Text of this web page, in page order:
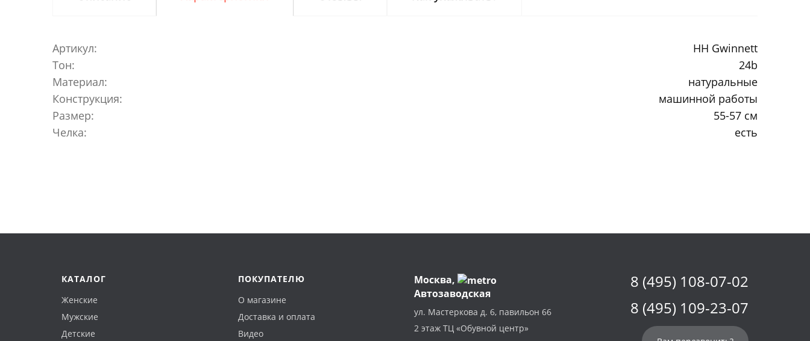
Артикул:
HH Gwinnett
Тон:
24b
Материал:
натуральные
Конструкция:
машинной работы
Размер:
55-57 см
Челка:
есть
КАТАЛОГ
Женские
Мужские
Детские
ПОКУПАТЕЛЮ
О магазине
Доставка и оплата
Видео
Москва,
Автозаводская
ул. Мастеркова д. 6, павильон 66
2 этаж ТЦ «Обувной центр»
8 (495) 108-07-02
8 (495) 109-23-07